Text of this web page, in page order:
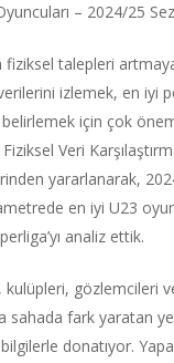
– 2024/25
talepleri
izlemek, en iyi
için çok
Veri
yararlanarak,
en iyi U23
analiz ettik.
kulüpleri, gözlemcileri
sahada fark yaratan
donatıyor.